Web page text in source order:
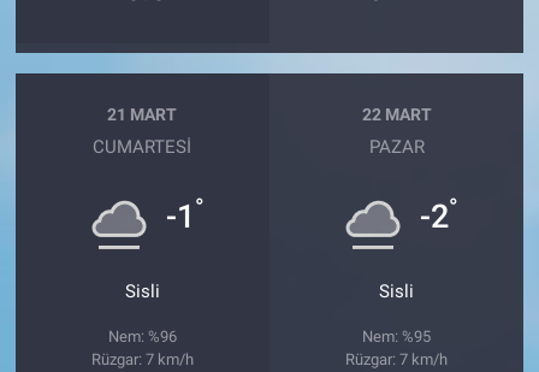
21 MART
CUMARTESI
-1 °
Sisli
Nem: %96
Rüzgar: 7 km/h
22 MART
PAZAR
-2°
Sisli
Nem: %95
Rüzgar: 7 km/h